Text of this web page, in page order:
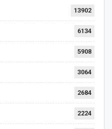
13902
6134
5908
3064
2684
2224